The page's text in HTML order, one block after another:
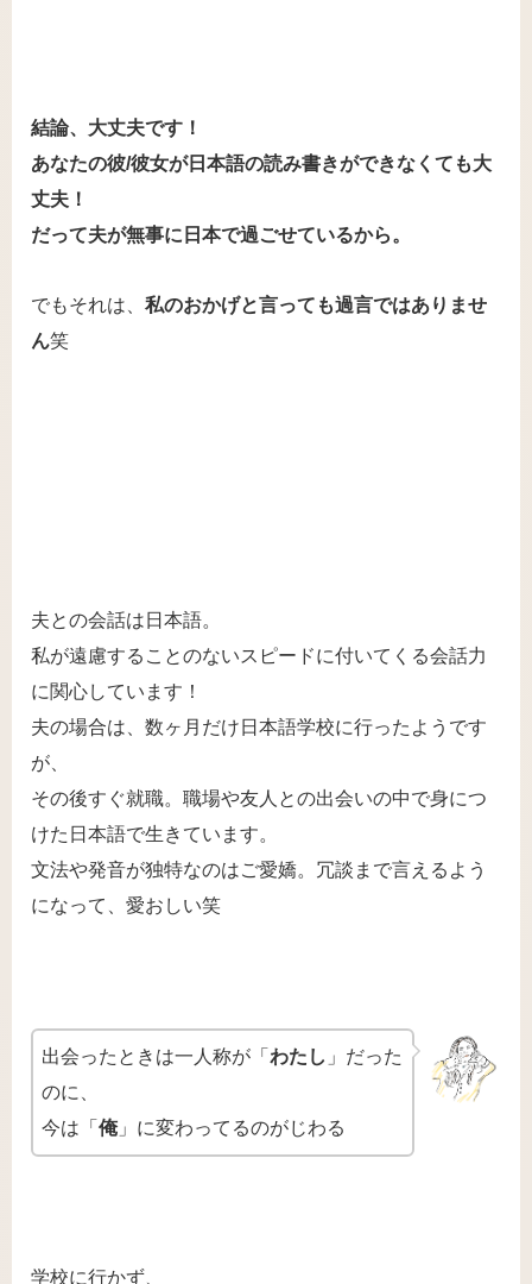
結論、大丈夫です！
あなたの彼/彼女が日本語の読み書きができなくても大
丈夫！
だって夫が無事に日本で過ごせているから。
でもそれは、 私のおかげと言っても過言ではありませ
ん笑
夫との会話は日本語。
私が遠慮することのないスピードに付いてくる会話力
に関心しています！
夫の場合は、数ヶ月だけ日本語学校に行ったようです
が、
その後すぐ就職。職場や友人との出会いの中で身につ
けた日本語で生きています。
文法や発音が独特なのはご愛嬌。冗談まで言えるよう
になって、愛おしい笑
出会ったときは一人称が「 わたし 」だった
のに、
今は「 俺」に変わってるのがじわる
学校に行かず、